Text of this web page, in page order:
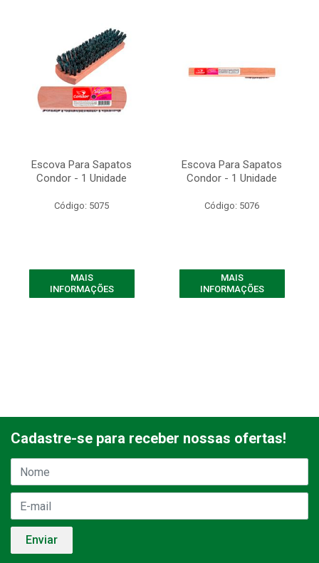
Escova Para Sapatos
Condor - 1 Unidade
Código: 5075
MAIS
INFORMAÇÕES
Escova Para Sapatos
Condor - 1 Unidade
Código: 5076
MAIS
INFORMAÇÕES
Cadastre-se para receber nossas ofertas!